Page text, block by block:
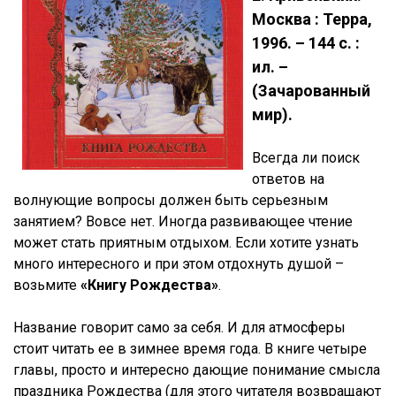
Москва : Терра,
1996. – 144 с. :
ил. –
(Зачарованный
мир).
Всегда ли поиск
ответов на
волнующие вопросы должен быть серьезным
занятием? Вовсе нет. Иногда развивающее чтение
может стать приятным отдыхом. Если хотите узнать
много интересного и при этом отдохнуть душой –
возьмите «Книгу Рождества».
Название говорит само за себя. И для атмосферы
стоит читать ее в зимнее время года. В книге четыре
главы, просто и интересно дающие понимание смысла
праздника Рождества (для этого читателя возвращают